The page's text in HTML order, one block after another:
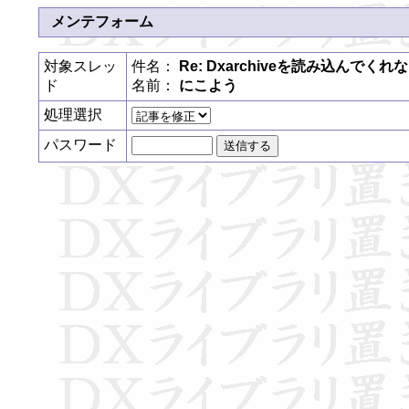
メンテフォーム
対象スレッ
ド
件名：
Re: Dxarchiveを読み込んでくれ
名前： にこよう
処理選択
パスワード